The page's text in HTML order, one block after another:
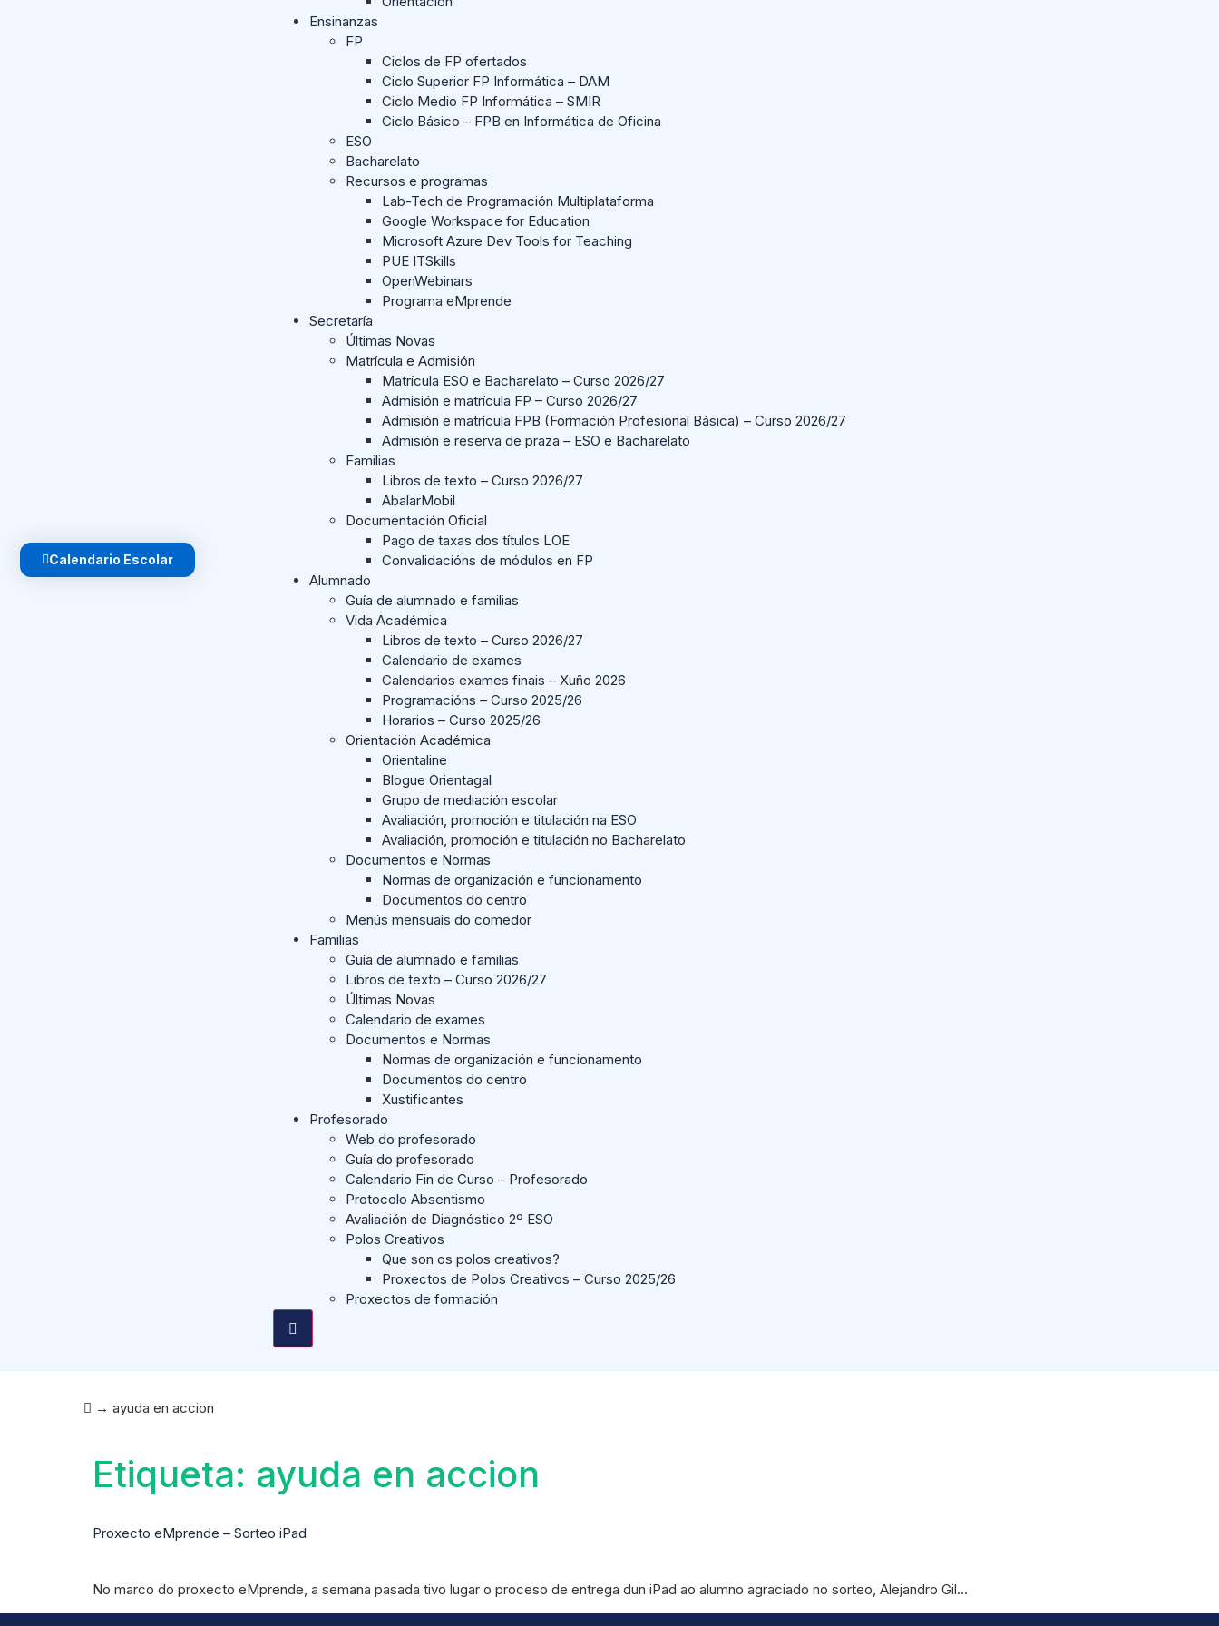
Calendario Escolar
Ensinanzas
FP
Ciclos de FP ofertados
Ciclo Superior FP Informática – DAM
Ciclo Medio FP Informática – SMIR
Ciclo Básico – FPB en Informática de Oficina
ESO
Bacharelato
Recursos e programas
Lab-Tech de Programación Multiplataforma
Google Workspace for Education
Microsoft Azure Dev Tools for Teaching
PUE ITSkills
OpenWebinars
Programa eMprende
Secretaría
Últimas Novas
Matrícula e Admisión
Matrícula ESO e Bacharelato – Curso 2026/27
Admisión e matrícula FP – Curso 2026/27
Admisión e matrícula FPB (Formación Profesional Básica) – Curso 2026/27
Admisión e reserva de praza – ESO e Bacharelato
Familias
Libros de texto – Curso 2026/27
AbalarMobil
Documentación Oficial
Pago de taxas dos títulos LOE
Convalidacións de módulos en FP
Alumnado
Guía de alumnado e familias
Vida Académica
Libros de texto – Curso 2026/27
Calendario de exames
Calendarios exames finais – Xuño 2026
Programacións – Curso 2025/26
Horarios – Curso 2025/26
Orientación Académica
Orientaline
Blogue Orientagal
Grupo de mediación escolar
Avaliación, promoción e titulación na ESO
Avaliación, promoción e titulación no Bacharelato
Documentos e Normas
Normas de organización e funcionamento
Documentos do centro
Menús mensuais do comedor
Familias
Guía de alumnado e familias
Libros de texto – Curso 2026/27
Últimas Novas
Calendario de exames
Documentos e Normas
Normas de organización e funcionamento
Documentos do centro
Xustificantes
Profesorado
Web do profesorado
Guía do profesorado
Calendario Fin de Curso – Profesorado
Protocolo Absentismo
Avaliación de Diagnóstico 2º ESO
Polos Creativos
Que son os polos creativos?
Proxectos de Polos Creativos – Curso 2025/26
Proxectos de formación
→ ayuda en accion
Etiqueta: ayuda en accion
Proxecto eMprende – Sorteo iPad
No marco do proxecto eMprende, a semana pasada tivo lugar o proceso de entrega dun iPad ao alumno agraciado no sorteo, Alejandro Gil…